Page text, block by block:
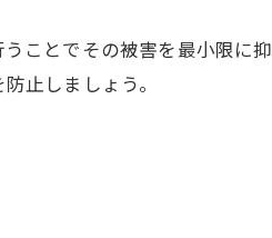
ことでその被害を最小限に
止しましょう。